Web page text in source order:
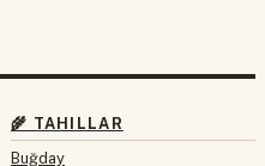
🌾 TAHILLAR
Buğday